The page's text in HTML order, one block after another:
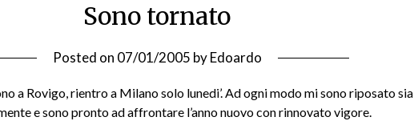
Sono tornato
Posted on 07/01/2005 byEdoardo
a Rovigo, rientro a Milano solo lunedi’. Ad ogni modo mi sono riposato sia
e sono pronto ad affrontare l’anno nuovo con rinnovato vigore.